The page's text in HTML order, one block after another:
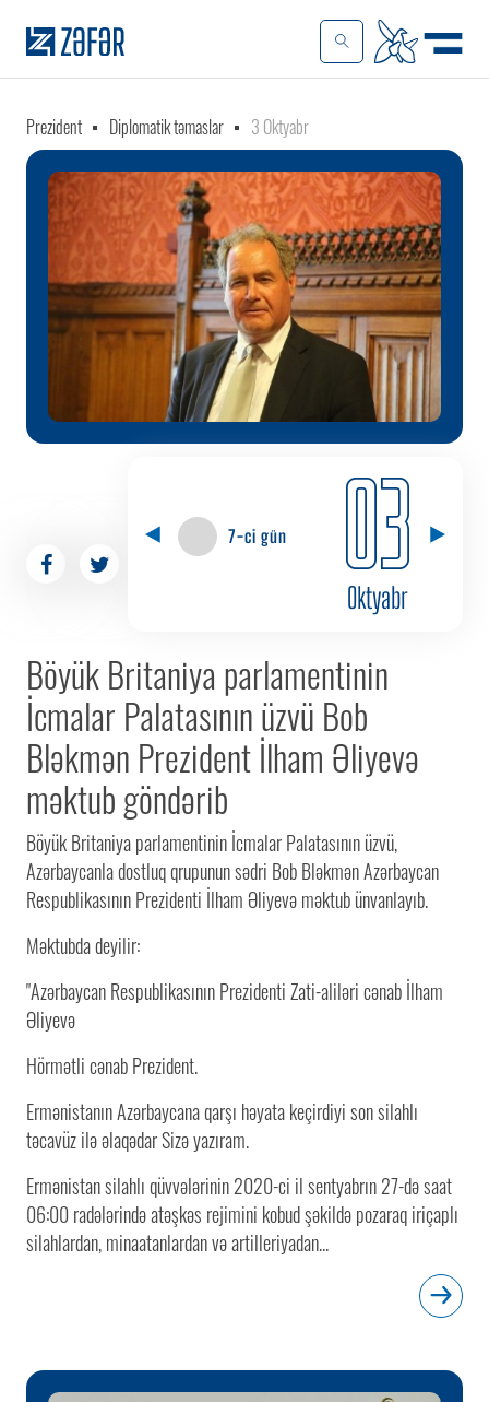
Prezident Diplomatik təmaslar 3 Oktyabr
7-ci gün 03
Oktyabr
Böyük Britaniya parlamentinin
İcmalar Palatasının üzvü Bob
Bləkmən Prezident İlham Əliyevə
məktub göndərib
Böyük Britaniya parlamentinin İcmalar Palatasının üzvü,
Azərbaycanla dostluq qrupunun sədri Bob Bləkmən Azərbaycan
Respublikasının Prezidenti İlham Əliyevə məktub ünvanlayıb.
Məktubda deyilir:
"Azərbaycan Respublikasının Prezidenti Zati-aliləri cənab İlham
Əliyevə
Hörmətli cənab Prezident.
Ermənistanın Azərbaycana qarşı həyata keçirdiyi son silahlı
təcavüz ilə əlaqədar Sizə yazıram.
Ermənistan silahlı qüvvələrinin 2020-ci il sentyabrın 27-də saat
06:00 radələrində atəşkəs rejimini kobud şəkildə pozaraq iriçaplı
silahlardan, minaatanlardan və artilleriyadan...